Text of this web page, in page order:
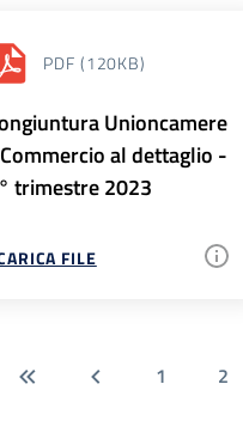
PDF (120KB)
Unioncamere
al dettaglio -
trimestre 2023
FILE
1 2